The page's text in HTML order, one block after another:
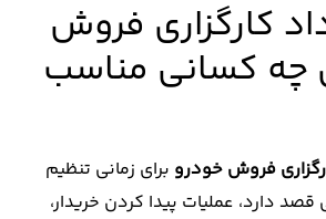
کارگزاری فروش
چه کسانی مناسب
فروش خودرو برای زمانی تنظیم
دارد، عملیات پیدا کردن خریدار،